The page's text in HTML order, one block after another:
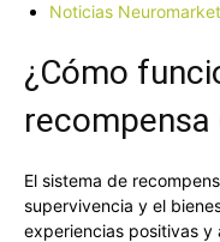
Noticias
¿Cómo
El sistema de
supervivencia y el
experiencias positivas y